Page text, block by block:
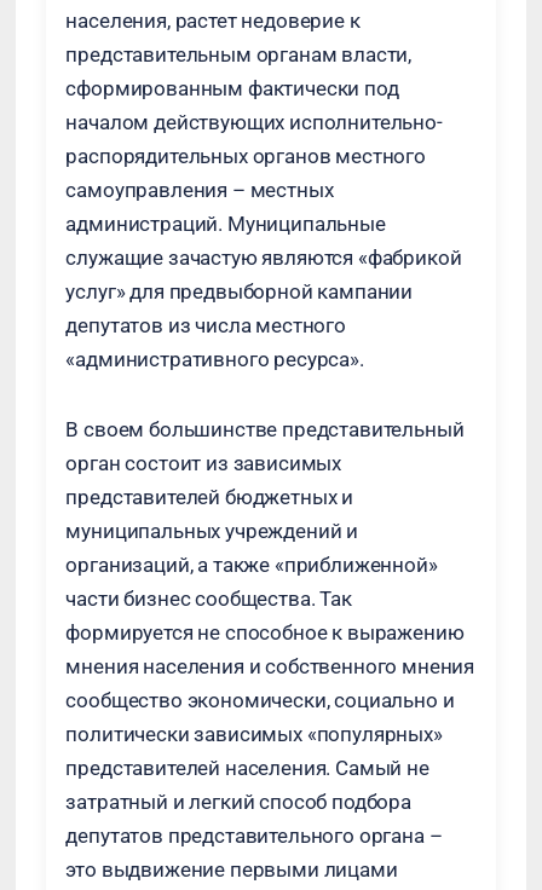
населения, растет недоверие к
представительным органам власти,
сформированным фактически под
началом действующих исполнительно-
распорядительных органов местного
самоуправления – местных
администраций. Муниципальные
служащие зачастую являются «фабрикой
услуг» для предвыборной кампании
депутатов из числа местного
«административного ресурса».
В своем большинстве представительный
орган состоит из зависимых
представителей бюджетных и
муниципальных учреждений и
организаций, а также «приближенной»
части бизнес сообщества. Так
формируется не способное к выражению
мнения населения и собственного мнения
сообщество экономически, социально и
политически зависимых «популярных»
представителей населения. Самый не
затратный и легкий способ подбора
депутатов представительного органа –
это выдвижение первыми лицами